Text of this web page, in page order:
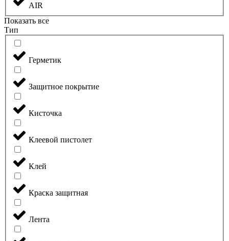
AIR
Показать все
Тип
Герметик
Защитное покрытие
Кисточка
Клеевой пистолет
Клей
Краска защитная
Лента